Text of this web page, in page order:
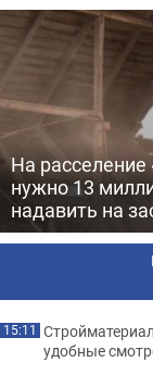
На расселение
нужно 13
надавить на
15:11
удобные